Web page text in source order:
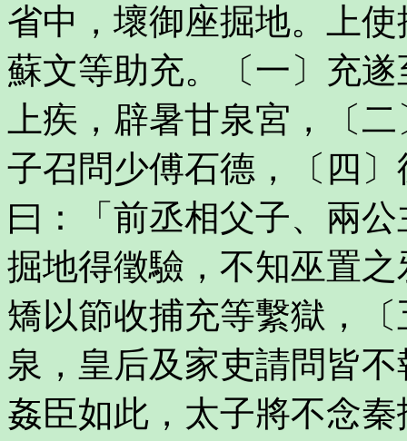
省中，壞御座掘地。上
蘇文等助充。〔一〕充
上疾，辟暑甘泉宮，〔
子召問少傅石德，〔四
曰：「前丞相父子、兩
掘地得徵驗，不知巫置
矯以節收捕充等繫獄，
泉，皇后及家吏請問皆
姦臣如此，太子將不念